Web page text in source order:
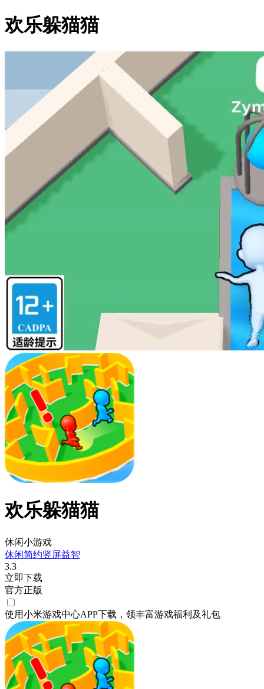
欢乐躲猫猫
欢乐躲猫猫
休闲小游戏
休闲简约竖屏益智
3.3
立即下载
官方正版
使用小米游戏中心APP下载 ，领丰富游戏福利 及礼包